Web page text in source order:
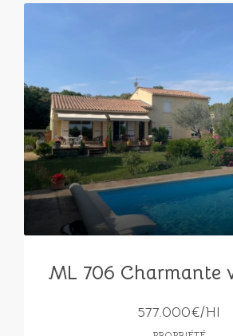
577.000€/HI